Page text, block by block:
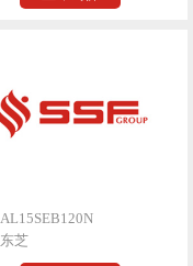
AL15SEB120N
东芝